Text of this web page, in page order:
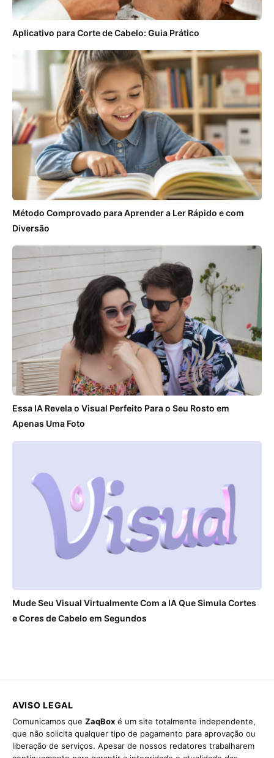
Aplicativo para Corte de Cabelo: Guia Prático
Método Comprovado para Aprender a Ler Rápido e com
Diversão
Essa IA Revela o Visual Perfeito Para o Seu Rosto em
Apenas Uma Foto
Mude Seu Visual Virtualmente Com a IA Que Simula Cortes
e Cores de Cabelo em Segundos
AVISO LEGAL
Comunicamos que ZaqBox é um site totalmente independente,
que não solicita qualquer tipo de pagamento para aprovação ou
liberação de serviços. Apesar de nossos redatores trabalharem